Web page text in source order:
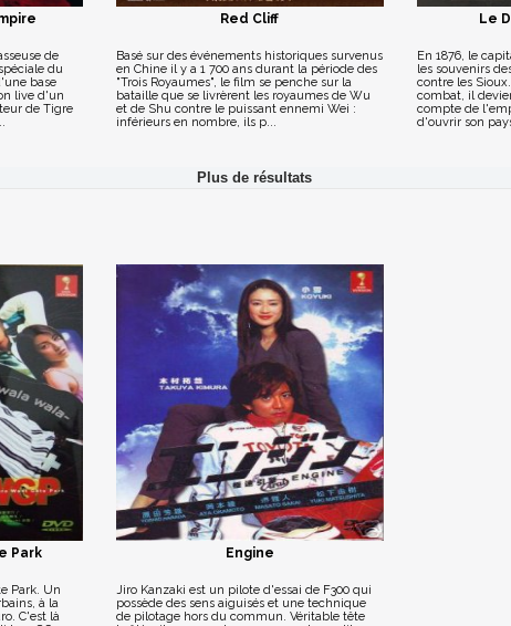
de
du
base
live d'un
de Tigre
Red Cliff
Basé sur des événements historiques survenus
en Chine il y a 1 700 ans durant la période des
"Trois Royaumes", le film se penche sur la
bataille que se livrèrent les royaumes de Wu
et de Shu contre le puissant ennemi Wei :
inférieurs en nombre, ils p...
Le
En 1876, le
les souvenirs
contre les
combat, il
compte de
d'ouvrir son
Park
Park. Un
à la
C'est là
Engine
Jiro Kanzaki est un pilote d'essai de F300 qui
possède des sens aiguisés et une technique
de pilotage hors du commun. Véritable tête